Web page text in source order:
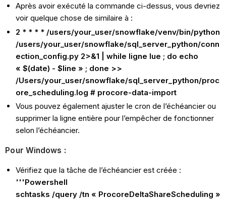
Après avoir exécuté la commande ci-dessus, vous devriez
voir quelque chose de similaire à :
2 * * * * /users/your_user/snowflake/venv/bin/python
/users/your_user/snowflake/sql_server_python/conn
ection_config.py 2>&1 | while ligne lue ; do echo
« $(date) - $line » ; done >>
/Users/your_user/snowflake/sql_server_python/proc
ore_scheduling.log # procore-data-import
Vous pouvez également ajuster le cron de l’échéancier ou
supprimer la ligne entière pour l’empêcher de fonctionner
selon l’échéancier.
Pour Windows :
Vérifiez que la tâche de l’échéancier est créée :
'''Powershell
schtasks /query /tn « ProcoreDeltaShareScheduling »